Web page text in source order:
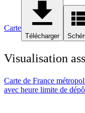
Carte
Télécharger
Visualisation
Carte de France
avec heure limite de